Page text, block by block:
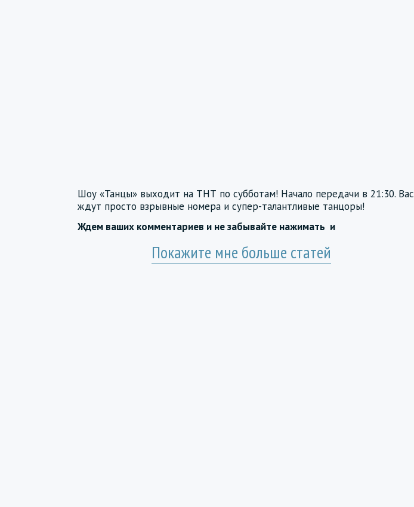
Шоу «Танцы» выходит на ТНТ по субботам! Начало передачи в 21:30. Вас
ждут просто взрывные номера и супер-талантливые танцоры!
Ждем ваших комментариев и не забывайте нажимать и
Покажите мне больше статей